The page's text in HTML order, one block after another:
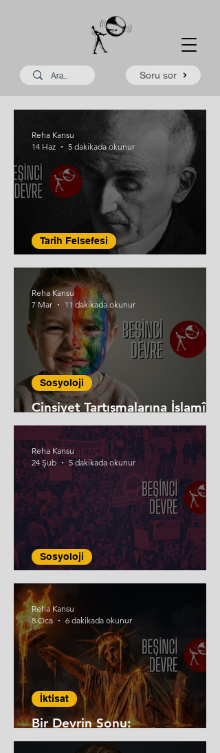
Soru sor
Bergson’un Tarih Anlayışı
Tarih Felsefesi
Reha Kansu
14 Haz
5 dakikada okunur
Cinsiyet Tartışmalarına İslamî
Bakış
Sosyoloji
Reha Kansu
7 Mar
11 dakikada okunur
68 Kuşağı'nın Dönüşümü
Sosyoloji
Reha Kansu
24 Şub
5 dakikada okunur
Bir Devrin Sonu:
Neoliberalizmin Çöküşü
İktisat
Reha Kansu
8 Oca
6 dakikada okunur